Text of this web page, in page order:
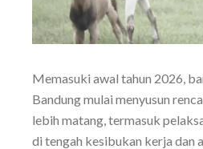
Memasuki awal tahun 2026,
Bandung mulai menyusun
lebih matang, termasuk
di tengah kesibukan kerja dan